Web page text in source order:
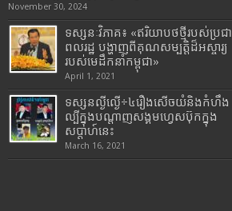
November 30, 2024
ទស្សនៈវិភាគ៖ «ឥរិយាបថថ្មីរបស់ប្រជា
ពលរដ្ឋ បង្ហាញពីគុណសម្បត្តិដ៏អស្ចារ្យ
របស់មេដឹកនាំកម្ពុជា»
April 1, 2021
ទស្សនល្ងីល្ងើ÷៤រឿងសើចយំនិងកំហឹង
ល្បីក្នុងបណ្តាញសង្គមហ្វេសប៊ុកក្នុង
សប្តាហ៍នេះ
March 16, 2021